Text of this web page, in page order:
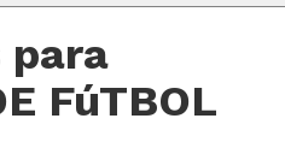
para
FúTBOL